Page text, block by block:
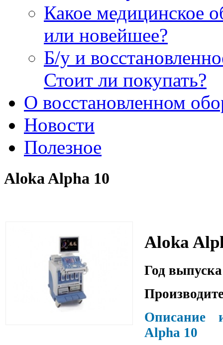
Какое медицинское
или новейшее?
Б/у и
Стоит ли покупать?
О восстановленном
Новости
Полезное
Aloka Alpha 10
Aloka
Год
Описание
Alpha 10